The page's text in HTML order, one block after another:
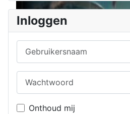
Inloggen
Onthoud mij